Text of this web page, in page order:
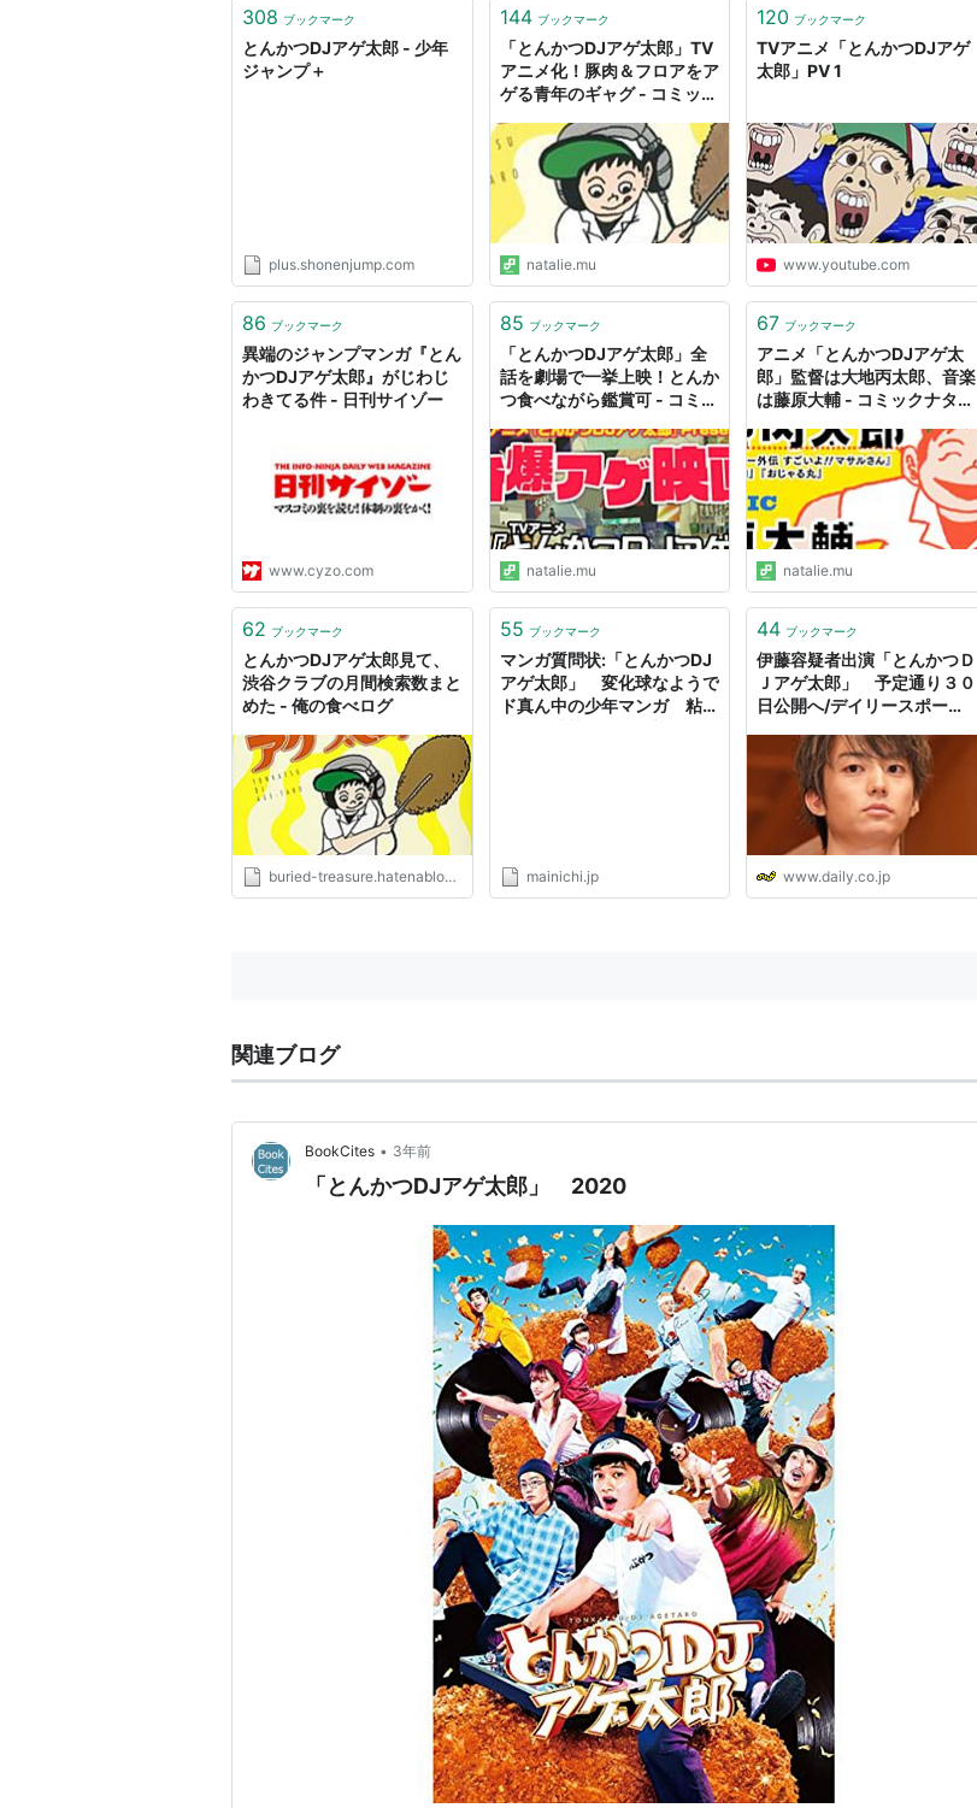
item_cd=SHSA_JP01PLUS00000007_57
コミックス
とんかつDJアゲ太郎 1 (ジャンプコミックス)
小山ゆうじろう,イーピャオ
出版社/メーカー:
集英社
2015/02/04
メディア:
コミック
この商品を含むブログ (12件) を見る
とんかつDJアゲ太郎 2 (ジャンプコミックス)
小山ゆうじろう,イーピャオ
出版社/メーカー: 集英社
発売日:
2015/05/01
メディア:
コミック
この商品を含むブログ (2件) を見る
とんかつDJアゲ太郎 3 (ジャンプコミックス)
作者:小山ゆうじろう,イーピャオ
出版社/メーカー:集英社
発売日:2015/08/04
メディア:
この商品を含むブログ (7件) を見る
とんかつDJアゲ太郎 4 (ジャンプコミックス)
とんかつDJアゲ太郎 5 (ジャンプコミックス)
作者:小山ゆうじろう,イーピャオ
発売日:2016/01/04
メディア:コミック
この商品を含むブログ (6件) を見る
とんかつDJアゲ太郎 6 (ジャンプコミックス)
作者:小山ゆうじろう,イーピャオ
出版社/メーカー:集英社
発売日:2016/04/04
メディア:コミック
この商品を含むブログ (8件) を見る
308 ブックマーク
とんかつDJアゲ太郎 - 少年
ジャンプ＋
plus.shonenjump.com
144 ブックマーク
「とんかつDJアゲ太郎」TV
アニメ化！豚肉＆フロアをア
ゲる青年のギャグ - コミック
natalie.mu
120 ブックマーク
TVアニメ「とんかつDJアゲ
太郎」PV 1
www.youtube.com
86 ブックマーク
異端のジャンプマンガ『とん
かつDJアゲ太郎』がじわじ
わきてる件 - 日刊サイゾー
www.cyzo.com
85 ブックマーク
「とんかつDJアゲ太郎」全
話を劇場で一挙上映！とんか
つ食べながら鑑賞可 - コミッ
natalie.mu
67 ブックマーク
アニメ「とんかつDJアゲ太
郎」監督は大地丙太郎、音楽
は藤原大輔 - コミックナタリ
natalie.mu
62 ブックマーク
とんかつDJアゲ太郎見て、
渋谷クラブの月間検索数まと
めた - 俺の食べログ
buried-treasure.hatenablog.com
55 ブックマーク
マンガ質問状:「とんかつDJ
アゲ太郎」 変化球なようで
ド真ん中の少年マンガ 粘り
mainichi.jp
44 ブックマーク
伊藤容疑者出演「とんかつＤ
Ｊアゲ太郎」 予定通り３０
日公開へ/デイリースポーツ
www.daily.co.jp
関連ブログ
BookCites • 3年前
「とんかつDJアゲ太郎」 2020